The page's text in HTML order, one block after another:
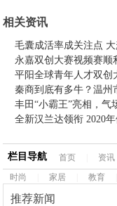
相关资讯
毛囊成活率成关注点
永嘉双创大赛视频赛顺
平阳全球青年人才双创
秦商到底有多牛？温州
丰田“小霸王”亮相，气
全新汉兰达领衔 2020
栏目导航 首页 资讯
时尚
家居 教育
推荐新闻